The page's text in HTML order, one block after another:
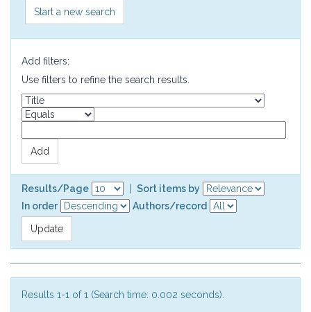
Start a new search
Add filters:
Use filters to refine the search results.
Results/Page
Sort items by
In order
Authors/record
Results 1-1 of 1 (Search time: 0.002 seconds).